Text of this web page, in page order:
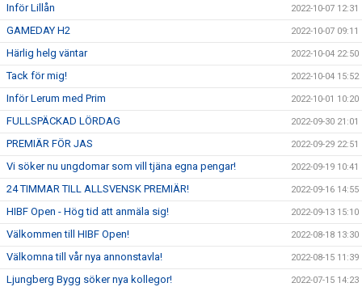
Inför Lillån 2022-10-07 12:31
GAMEDAY H2 2022-10-07 09:11
Härlig helg väntar 2022-10-04 22:50
Tack för mig! 2022-10-04 15:52
Inför Lerum med Prim 2022-10-01 10:20
FULLSPÄCKAD LÖRDAG 2022-09-30 21:01
PREMIÄR FÖR JAS 2022-09-29 22:51
Vi söker nu ungdomar som vill tjäna egna pengar! 2022-09-19 10:41
24 TIMMAR TILL ALLSVENSK PREMIÄR! 2022-09-16 14:55
HIBF Open - Hög tid att anmäla sig! 2022-09-13 15:10
Välkommen till HIBF Open! 2022-08-18 13:30
Välkomna till vår nya annonstavla! 2022-08-15 11:39
Ljungberg Bygg söker nya kollegor! 2022-07-15 14:23